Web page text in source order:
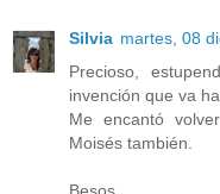
Silvia martes, 08
Precioso,
invención que va
Me encantó
Moisés también.